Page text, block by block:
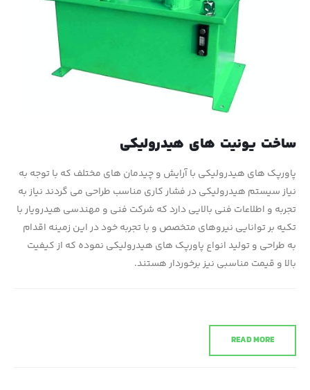
ساخت یونیت های هیدرولیکی
پاورپک های هیدرولیکی با آرایش و چیدمان های مختلف که با توجه به
نیاز سیستم هیدرولیکی در فشار کاری مناسب طراحی می گردند نیاز به
تجربه و اطلاعات فنی بالایی دارد که شرکت فنی و مهندسی هیدرویار با
تکیه بر توانایی نیروهای متخصص و با تجربه خود در این زمینه اقدام
به طراحی و تولید انواع پاورپک های هیدرولیکی نموده که از کیفیت
بالا و قیمت مناسبی نیز برخوردار هستند.
READ MORE